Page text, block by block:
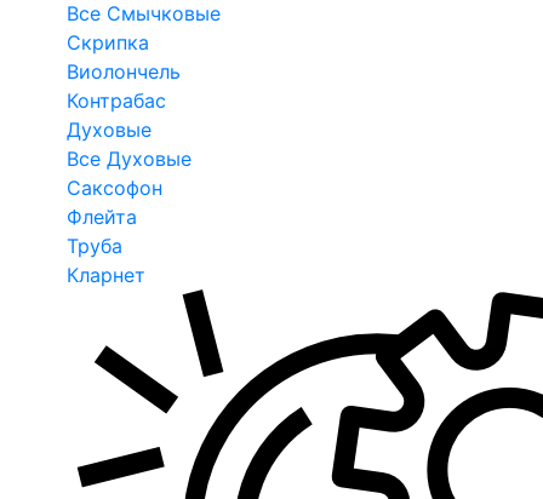
Все Смычковые
Скрипка
Виолончель
Контрабас
Духовые
Все Духовые
Саксофон
Флейта
Труба
Кларнет